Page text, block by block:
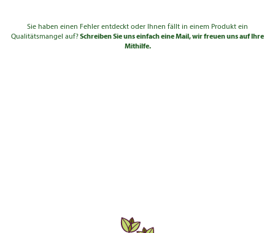
Sie haben einen Fehler entdeckt oder Ihnen fällt in einem Produkt ein
Qualitätsmangel auf?Schreiben Sie uns einfach eine Mail, wir freuen uns auf Ihre
Mithilfe.